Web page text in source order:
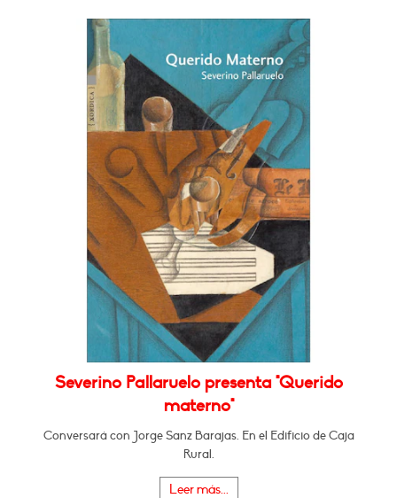
Severino Pallaruelo presenta "Querido
materno"
Conversará con Jorge Sanz Barajas. En el Edificio de Caja
Rural.
Leer más...